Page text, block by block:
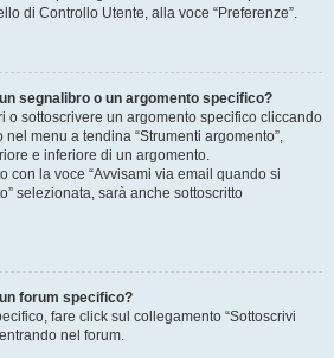
di Controllo Utente, alla voce “Preferenze”.
segnalibro o un argomento specifico?
o sottoscrivere un argomento specifico cliccando
menu a tendina “Strumenti argomento”,
e inferiore di un argomento.
con la voce “Avvisami via email quando si
selezionata, sarà anche sottoscritto
forum specifico?
fare click sul collegamento “Sottoscrivi
nel forum.